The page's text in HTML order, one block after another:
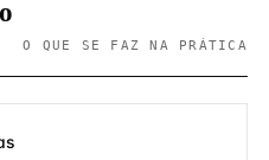
O QUE SE FAZ NA PRÁTICA